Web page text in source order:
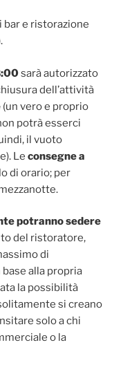
bar e ristorazione
sarà autorizzato
dell’attività
(un vero e proprio
potrà esserci
il vuoto
Le consegne a
di orario; per
potranno sedere
del ristoratore,
di
alla propria
la possibilità
si creano
solo a chi
o la